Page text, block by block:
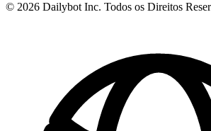
© 2026 Dailybot Inc. Todos os Direitos